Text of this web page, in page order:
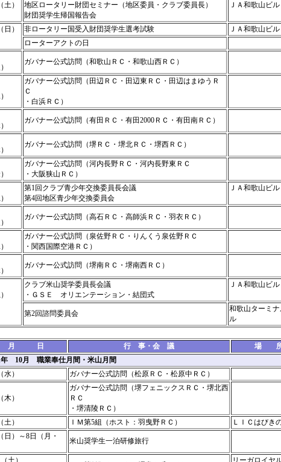
土）
地区ロータリー財団セミナー（地区委員・クラブ委員長）
財団奨学生帰国報告会
ＪＡ和歌山ビル
日） 非ロータリー国受入財団奨学生選考試験
ＪＡ和歌山ビル
ローターアクトの日
ガバナー公式訪問（和歌山ＲＣ・和歌山西ＲＣ）
ガバナー公式訪問（田辺ＲＣ・田辺東ＲＣ・田辺はまゆうＲ
Ｃ
・白浜ＲＣ）
ガバナー公式訪問（有田ＲＣ・有田2000ＲＣ・有田南ＲＣ）
ガバナー公式訪問（堺ＲＣ・堺北ＲＣ・堺西ＲＣ）
ガバナー公式訪問（河内長野ＲＣ・河内長野東ＲＣ
・大阪狭山ＲＣ）
第1回クラブ青少年交換委員長会議
第4回地区青少年交換委員会
ＪＡ和歌山ビル
ガバナー公式訪問（高石ＲＣ・高師浜ＲＣ・羽衣ＲＣ）
ガバナー公式訪問（泉佐野ＲＣ・りんくう泉佐野ＲＣ
・関西国際空港ＲＣ）
ガバナー公式訪問（堺南ＲＣ・堺南西ＲＣ）
クラブ米山奨学委員長会議
・ＧＳＥ オリエンテーション・結団式
ＪＡ和歌山ビル
第2回諮問委員会
和歌山ターミ
ル
月 日 行 事・会 議
場
年 10月 職業奉仕月間・米山月間
水）
ガバナー公式訪問（松原ＲＣ・松原中ＲＣ）
木）
ガバナー公式訪問（堺フェニックスＲＣ・堺北西
ＲＣ
・堺清陵ＲＣ）
土）
ＩＭ第5組（ホスト：羽曳野ＲＣ）
ＬＩＣはびき
日）～8日（月・
米山奨学生一泊研修旅行
土）
リーガロイヤ